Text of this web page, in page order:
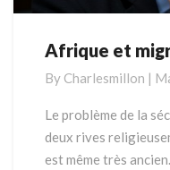
Afrique
migrants
Afrique et
By Charlesmillon |
Le problème de la
deux rives
est même très